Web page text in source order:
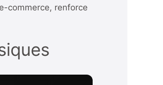
commerce, renforce